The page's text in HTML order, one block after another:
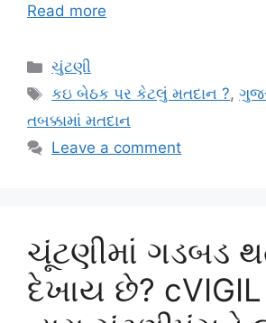
Read more
Categories
ચુંટણી
Tags
કઇ બેઠક પર કેટલું મતદાન ?,
તબક્કામાં મતદાન
Leave a comment
ચૂંટણીમાં ગડબડ
દેખાય છે?